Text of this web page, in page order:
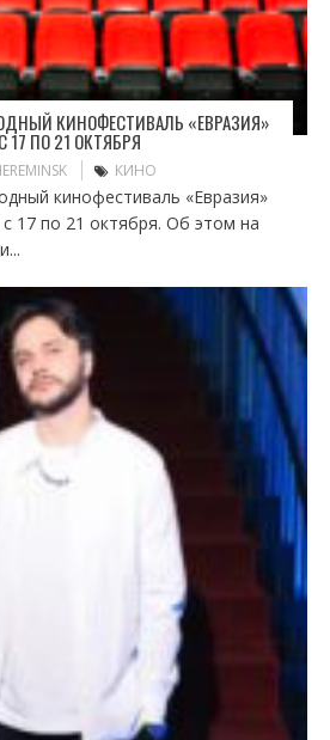
КИНОФЕСТИВАЛЬ «ЕВРАЗИЯ»
ПО 21 ОКТЯБРЯ
КИНО
кинофестиваль «Евразия»
17 по 21 октября. Об этом на